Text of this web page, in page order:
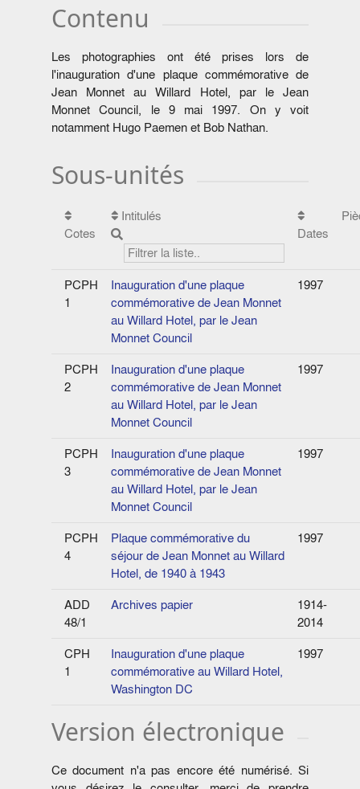
Contenu
Les photographies ont été prises lors de
l'inauguration d'une plaque commémorative de
Jean Monnet au Willard Hotel, par le Jean
Monnet Council, le 9 mai 1997. On y voit
notamment Hugo Paemen et Bob Nathan.
Sous-unités
Cotes
Intitulés
Dates
PCPH
1
Inauguration d'une plaque
commémorative de Jean Monnet
au Willard Hotel, par le Jean
Monnet Council
1997
PCPH
2
Inauguration d'une plaque
commémorative de Jean Monnet
au Willard Hotel, par le Jean
Monnet Council
1997
PCPH
3
Inauguration d'une plaque
commémorative de Jean Monnet
au Willard Hotel, par le Jean
Monnet Council
1997
PCPH
4
Plaque commémorative du
séjour de Jean Monnet au Willard
Hotel, de 1940 à 1943
1997
ADD
48/1
Archives papier
1914-
2014
CPH
1
Inauguration d'une plaque
commémorative au Willard Hotel,
Washington DC
1997
Version électronique
Ce document n'a pas encore été numérisé. Si